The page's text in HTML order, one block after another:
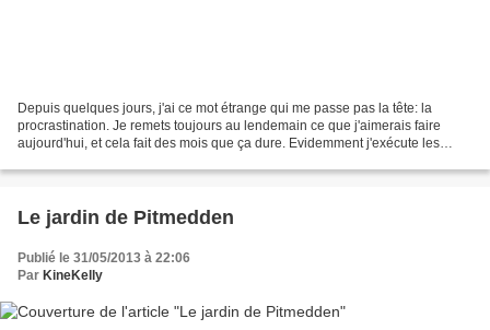
Depuis quelques jours, j'ai ce mot étrange qui me passe pas la tête: la
procrastination. Je remets toujours au lendemain ce que j'aimerais faire
aujourd'hui, et cela fait des mois que ça dure. Evidemment j'exécute les
Le jardin de Pitmedden
Publié le 31/05/2013 à 22:06
Par KineKelly